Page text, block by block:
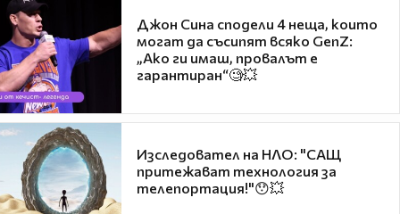
Джон Сина сподели 4 неща, които
могат да съсипят всяко GenZ:
„Ако ги имаш, провалът е
гарантиран“🧐💥
Изследовател на НЛО: "САЩ
притежават технология за
телепортация!"😯💥